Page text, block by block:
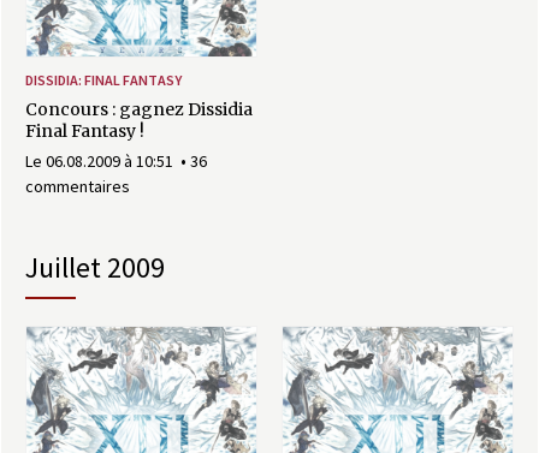
DISSIDIA: FINAL FANTASY
Concours : gagnez Dissidia
Final Fantasy !
Le 06.08.2009 à 10:51
36
commentaires
juillet 2009